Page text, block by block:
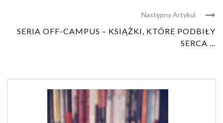
Następny Artykul
SERIA OFF-CAMPUS – KSIĄŻKI, KTÓRE PODBIŁY
SERCA ...